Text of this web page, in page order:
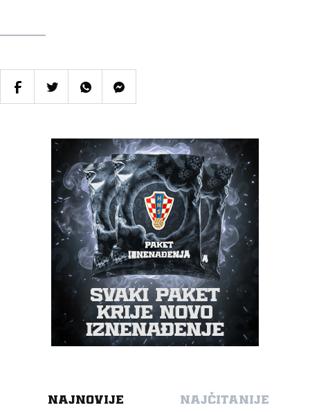
NAJNOVIJE NAJČITANIJE